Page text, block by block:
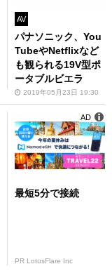
AV
パナソニック、You
TubeやNetflixなど
も観られる19V型ポ
ータブルビエラ
2019年05月23日 19:30
最短5分で接続
PR LotusFlare Inc
AD